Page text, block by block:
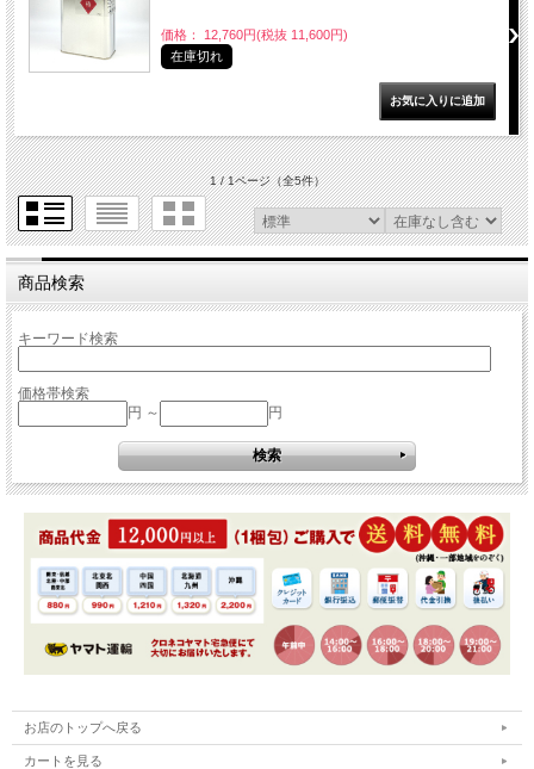
価格： 12,760円(税抜 11,600円)
在庫切れ
1 / 1ページ（全5件）
商品検索
キーワード検索
価格帯検索
円 ～
円
お店のトップへ戻る
カートを見る